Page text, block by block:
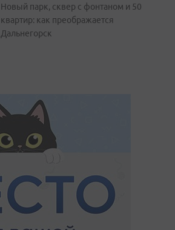
Новый парк, сквер с фонтаном и 50
квартир: как преображается
Дальнегорск